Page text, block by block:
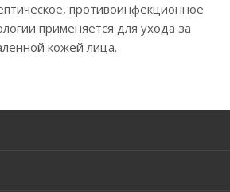
противоинфекционное
применяется для ухода за
кожей лица.